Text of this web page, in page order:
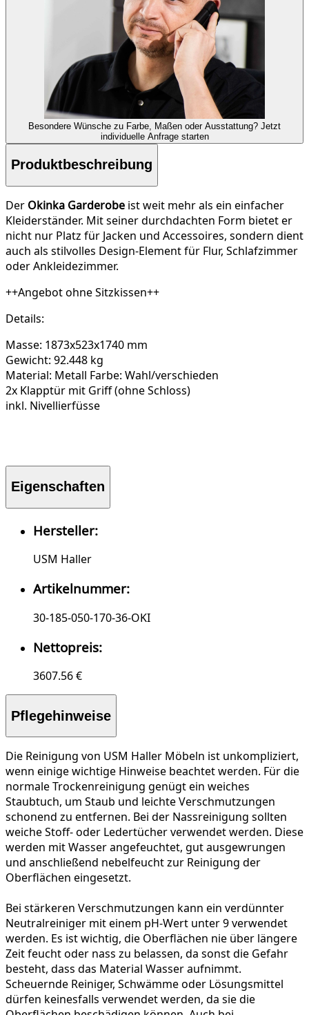
Besondere Wünsche zu Farbe, Maßen oder Ausstattung? Jetzt
individuelle Anfrage starten
Produktbeschreibung
Der Okinka Garderobe ist weit mehr als ein einfacher
Kleiderständer. Mit seiner durchdachten Form bietet er
nicht nur Platz für Jacken und Accessoires, sondern dient
auch als stilvolles Design-Element für Flur, Schlafzimmer
oder Ankleidezimmer.
++Angebot ohne Sitzkissen++
Details:
Masse: 1873x523x1740 mm
Gewicht: 92.448 kg
Material: Metall Farbe: Wahl/verschieden
2x Klapptür mit Griff (ohne Schloss)
inkl. Nivellierfüsse
Eigenschaften
Hersteller:
USM Haller
Artikelnummer:
30-185-050-170-36-OKI
Nettopreis:
3607.56 €
Pflegehinweise
Die Reinigung von USM Haller Möbeln ist unkompliziert,
wenn einige wichtige Hinweise beachtet werden. Für die
normale Trockenreinigung genügt ein weiches
Staubtuch, um Staub und leichte Verschmutzungen
schonend zu entfernen. Bei der Nassreinigung sollten
weiche Stoff- oder Ledertücher verwendet werden. Diese
werden mit Wasser angefeuchtet, gut ausgewrungen
und anschließend nebelfeucht zur Reinigung der
Oberflächen eingesetzt.
Bei stärkeren Verschmutzungen kann ein verdünnter
Neutralreiniger mit einem pH-Wert unter 9 verwendet
werden. Es ist wichtig, die Oberflächen nie über längere
Zeit feucht oder nass zu belassen, da sonst die Gefahr
besteht, dass das Material Wasser aufnimmt.
Scheuernde Reiniger, Schwämme oder Lösungsmittel
dürfen keinesfalls verwendet werden, da sie die